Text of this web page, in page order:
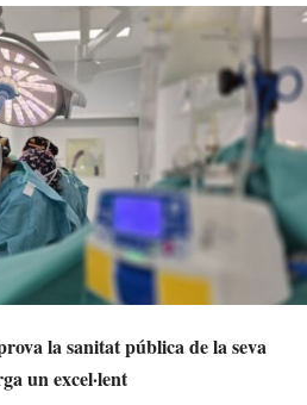
la sanitat pública de la seva
un excel·lent